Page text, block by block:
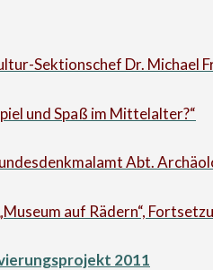
Sektionschef Dr. Michael
und Spaß im Mittelalter?“
Abt.
auf Rädern“,
2011